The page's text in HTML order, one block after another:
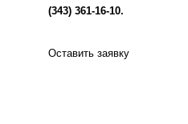
(343) 361-16-10.
Оставить заявку